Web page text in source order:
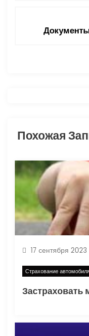
и
п
о
з
а
п
и
Похожая
17 сентября 2023
Страхование
Застраховать